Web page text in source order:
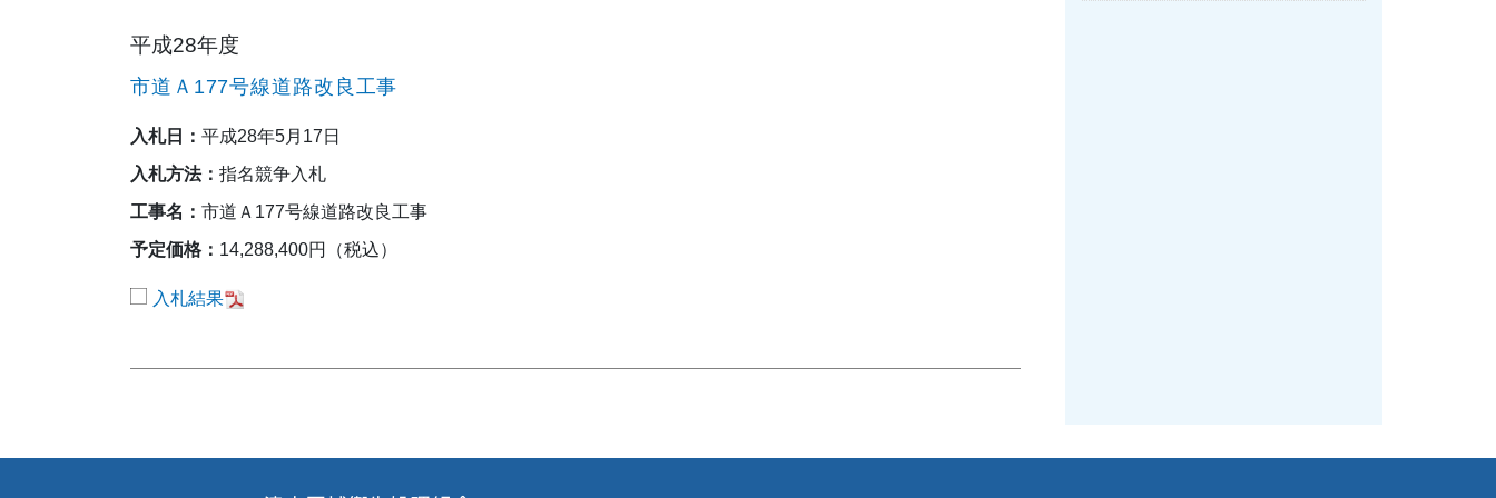
平成28年度
市道Ａ177号線道路改良工事
入札日： 平成28年5月17日
入札方法： 指名競争入札
工事名： 市道Ａ177号線道路改良工事
予定価格： 14,288,400円（税込）
入札結果